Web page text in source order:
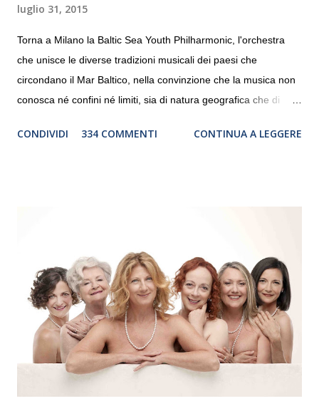
luglio 31, 2015
Torna a Milano la Baltic Sea Youth Philharmonic, l'orchestra
che unisce le diverse tradizioni musicali dei paesi che
circondano il Mar Baltico, nella convinzione che la musica non
conosca né confini né limiti, sia di natura geografica che di
debutterà il 10 settembre a Heiden, in Germania, e toccherà, in
“Settembre dell’Accademia” dove si esibirà per il secondo anno
consecutivo. Il pubblico milanese avrà il piacere di applaudire i
giovani artisti della Baltic Sea Youth Philharmonic per la quarta
volta. L’orchestra, fondata nel 2008 da Kristjan Järvi (affiancato
da un prestigioso consiglio di consulent...
CONDIVIDI 334 COMMENTI CONTINUA A LEGGERE